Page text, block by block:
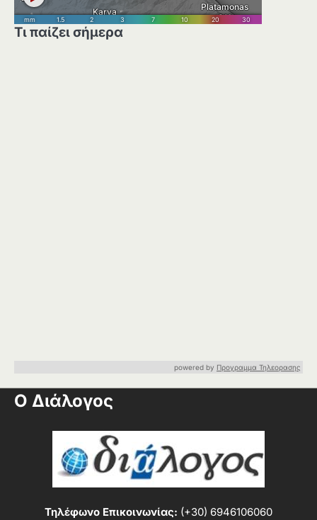
Τι παίζει σήμερα
powered by Προγραμμα Τηλεορασης
Ο Διάλογος
Τηλέφωνο Επικοινωνίας: (+30) 6946106060